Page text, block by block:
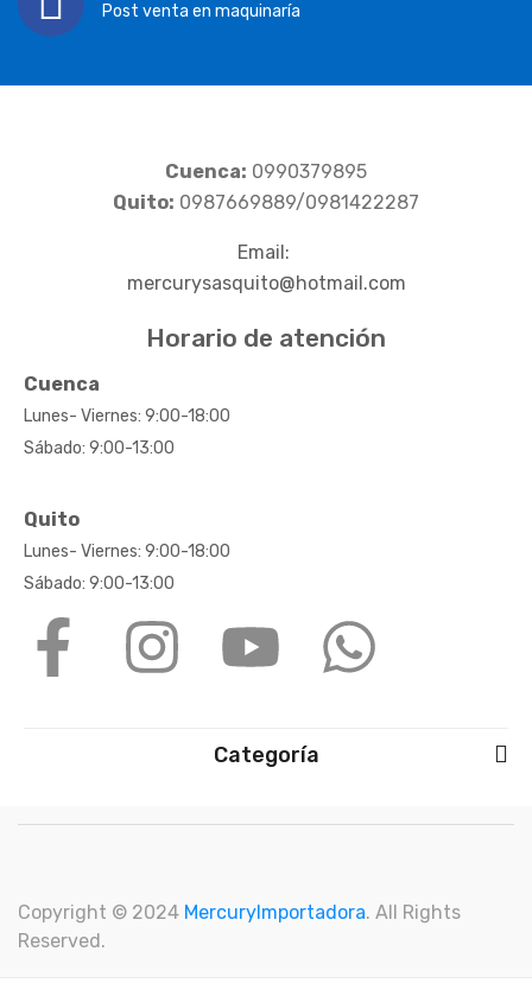
Post venta en maquinaría
Cuenca: 0990379895
Quito: 0987669889/0981422287
Email:
mercurysasquito@hotmail.com
Horario de atención
Cuenca
Lunes- Viernes: 9:00-18:00
Sábado: 9:00-13:00
Quito
Lunes- Viernes: 9:00-18:00
Sábado: 9:00-13:00
Categoría
Copyright © 2024 MercuryImportadora. All Rights
Reserved.